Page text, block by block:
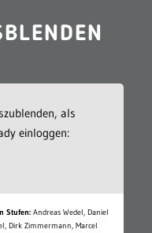
als
einloggen:
Stufen: Andreas Wedel, Daniel
Dirk Zimmermann, Marcel